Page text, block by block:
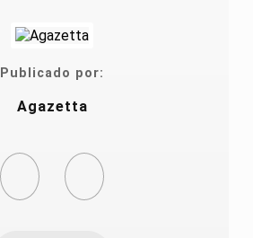
Publicado por:
Agazetta